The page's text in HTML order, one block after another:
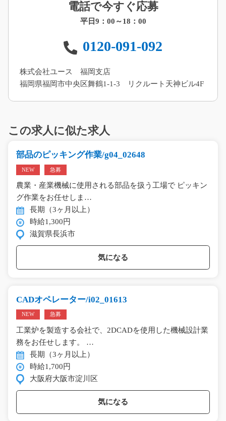
電話で今すぐ応募
平日9：00～18：00
0120-091-092
株式会社ユース 福岡支店
福岡県福岡市中央区舞鶴1-1-3 リクルート天神ビル4F
この求人に似た求人
部品のピッキング作業/g04_02648
NEW 急募
農業・産業機械に使用される部品を扱う工場で ピッキン
グ作業をお任せしま…
長期（3ヶ月以上）
時給1,300円
滋賀県長浜市
気になる
CADオペレーター/i02_01613
NEW 急募
工業炉を製造する会社で、2DCADを使用した機械設計業
務をお任せします。 …
長期（3ヶ月以上）
時給1,700円
大阪府大阪市淀川区
気になる